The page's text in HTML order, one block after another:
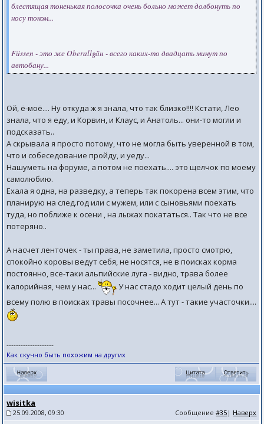
блестящая тоненькая полосочка очень больно может долбонуть по
носу током...
Füssen - это же Oberallgäu - всего каких-то двадцать минут по
автобану...
Ой, ё-моё.... Ну откуда ж я знала, что так близко!!!! Кстати, Лео
знала, что я еду, и Корвин, и Клаус, и Анатоль... они-то могли и
подсказать..
А скрывала я просто потому, что не могла быть уверенной в том,
что и собеседование пройду, и уеду...
Нашуметь на форуме, а потом не поехать.... это щелчок по моему
самолюбию.
Ехала я одна, на разведку, а теперь так покорена всем этим, что
планирую на след.год или с мужем, или с сыновьями поехать
туда, но поближе к осени , на лыжах покататься.. Так что не все
потеряно..
А насчет ленточек - ты права, не заметила, просто смотрю,
спокойно коровы ведут себя, не носятся, не в поисках корма
постоянно, все-таки альпийские луга - видно, трава более
калорийная, чем у нас...
У нас стадо ходит целый день по
всему полю в поисках травы посочнее... А тут - такие участочки....
--------------------
Как скучно быть похожим на других
wisitka
25.09.2008, 09:30 Сообщение#35 | Наверх